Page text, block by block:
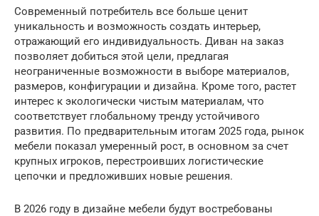
Современный потребитель все больше ценит
уникальность и возможность создать интерьер,
отражающий его индивидуальность. Диван на заказ
позволяет добиться этой цели, предлагая
неограниченные возможности в выборе материалов,
размеров, конфигурации и дизайна. Кроме того, растет
интерес к экологически чистым материалам, что
соответствует глобальному тренду устойчивого
развития. По предварительным итогам 2025 года, рынок
мебели показал умеренный рост, в основном за счет
крупных игроков, перестроивших логистические
цепочки и предложивших новые решения.
В 2026 году в дизайне мебели будут востребованы